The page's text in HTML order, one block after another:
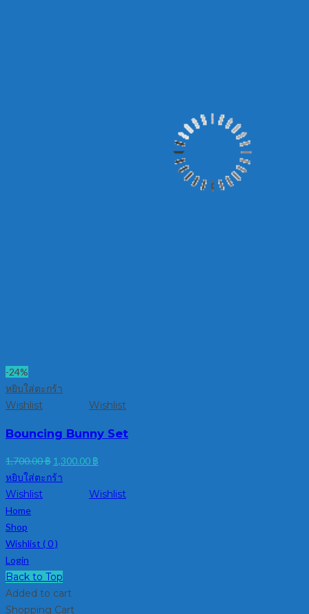
-24%
หยิบใส่ตะกร้า
Wishlist
Wishlist
Bouncing Bunny Set
1,700.00฿ Original
price
1,300.00 ฿
is:
หยิบใส่ตะกร้า
Wishlist
Wishlist
Home
Shop
Wishlist (0)
Login
Back to Top
Added to cart
Shopping Cart